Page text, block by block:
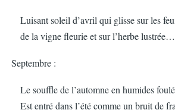
Luisant soleil d’avril qui glisse sur les
de la vigne fleurie et sur l’herbe lustrée…
Septembre :
Le souffle de l’automne en humides
Est entré dans l’été comme un bruit de